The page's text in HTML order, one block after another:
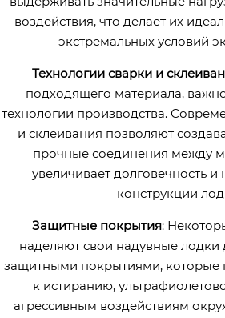
воздействия, что делает их
экстремальных условий
Технологии сварки и
подходящего материала,
технологии производства.
и склеивания позволяют
прочные соединения между
увеличивает долговечность и
конструкции
Защитные покрытия:
наделяют свои надувные
защитными покрытиями, которые
к истиранию,
агрессивным воздействиям